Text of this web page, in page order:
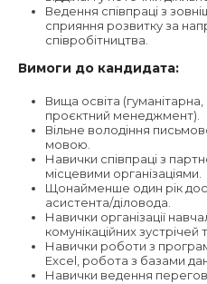
Ведення співпраці з
сприяння розвитку за
співробітництва.
Вимоги до кандидата:
Вища освіта
проєктний менеджмент).
Вільне володіння
мовою.
Навички співпраці з
місцевими організаціями.
Щонайменше один рік
асистента/діловода.
Навички організації
комунікаційних зустрічей
Навички роботи з
Excel, робота з базами
Навички ведення